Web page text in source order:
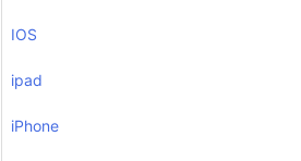
IOS
ipad
iPhone